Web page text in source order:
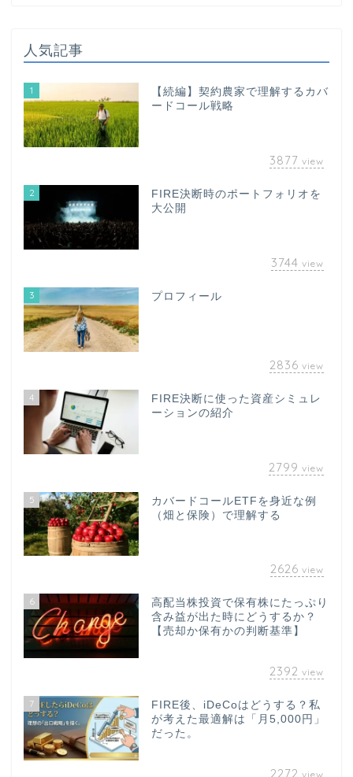
人気記事
1
【続編】契約農家で理解するカバ
ードコール戦略
3877 view
2
FIRE決断時のポートフォリオを
大公開
3744 view
3 プロフィール
2836 view
4
FIRE決断に使った資産シミュレ
ーションの紹介
2799 view
5
カバードコールETFを身近な例
（畑と保険）で理解する
2626 view
6
高配当株投資で保有株にたっぷり
含み益が出た時にどうするか？
【売却か保有かの判断基準】
2392 view
7
FIRE後、iDeCoはどうする？私
が考えた最適解は「月5,000円」
だった。
2272 view